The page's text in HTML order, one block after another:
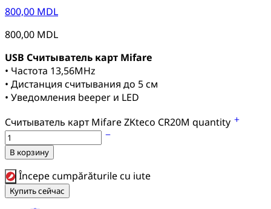
800,00 MDL
800,00 MDL
USB Считыватель карт Mifare
• Частота 13,56MHz
• Дистанция считывания до 5 см
• Уведомления beeper и LED
Считыватель карт Mifare ZKteco CR20M quantity
В корзину
Începe cumpărăturile cu iute
Купить сейчас